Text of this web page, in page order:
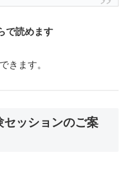
で読めます
きます。
ッションのご案